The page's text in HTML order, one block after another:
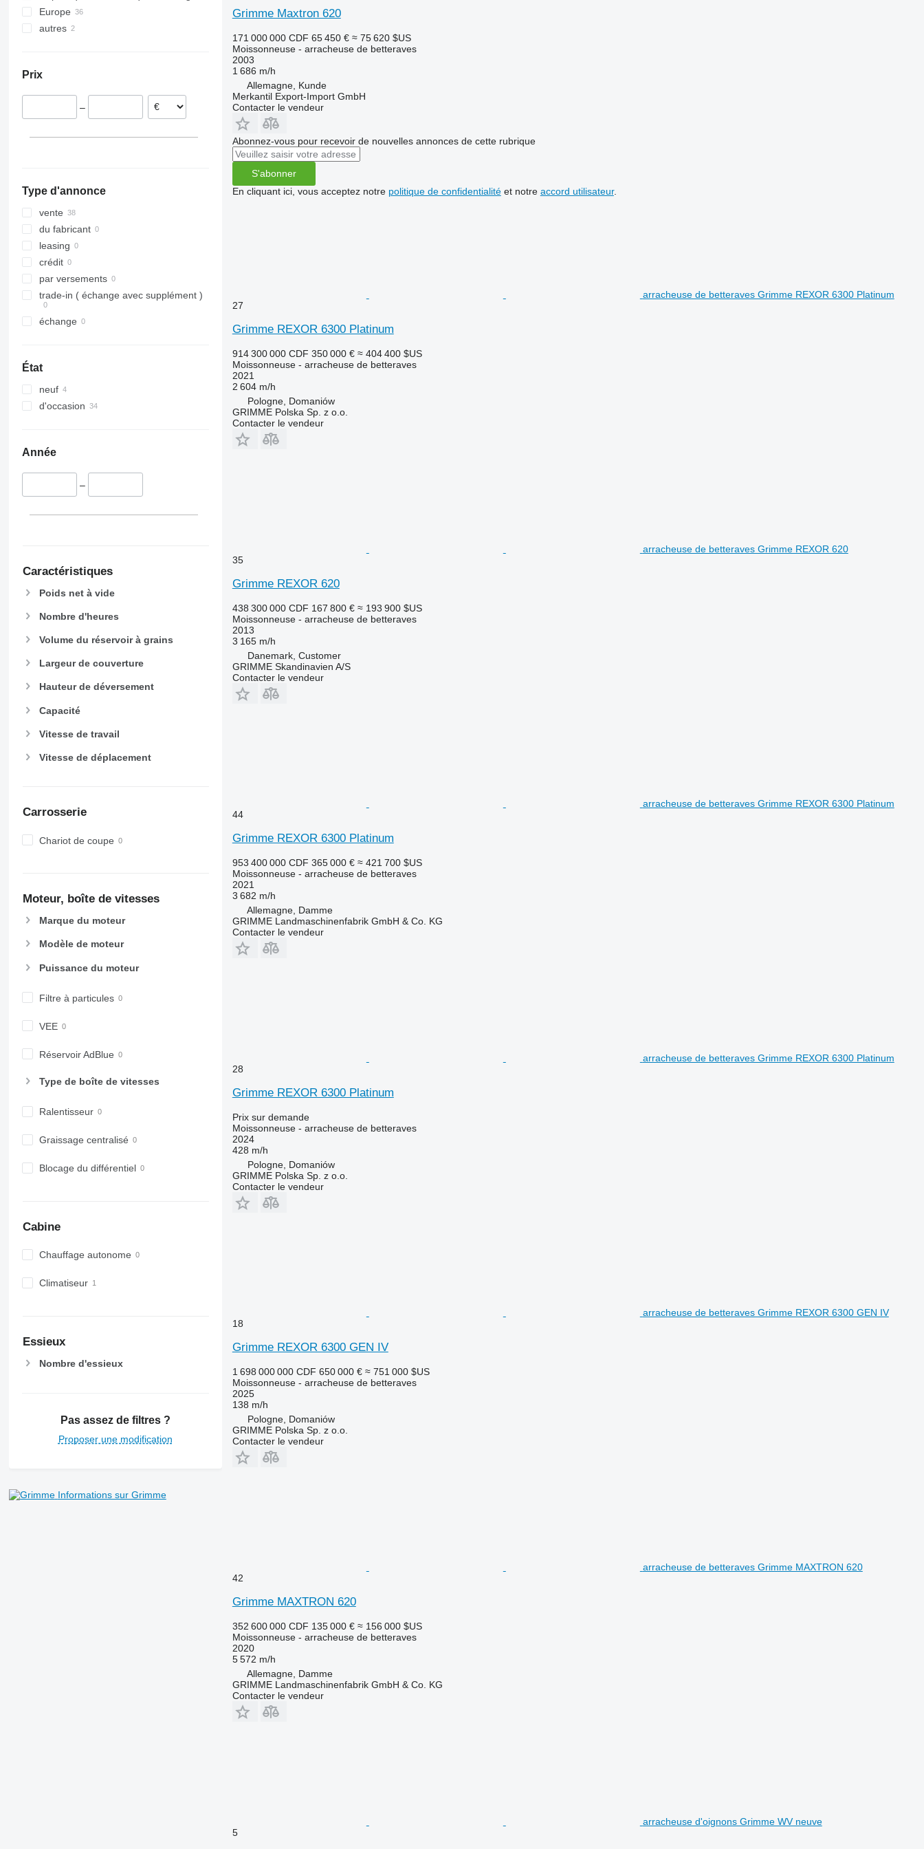
8250
9120
2064
2066
7350
8300
8400
8500
8600
9500
9560
9600
9640
9680
9700
9770
9780
H-series
M-series
T-series
W-series
Ideal
TL
TX
Europe
Allemagne
Danemark
Finlande
autres
Prix
–
Type d'annonce
vente
du fabricant
leasing
crédit
par versements
trade-in ( échange avec supplément )
échange
État
neuf
d'occasion
Année
–
Caractéristiques
Poids net à vide
Nombre d'heures
Volume du réservoir à grains
Largeur de couverture
Hauteur de déversement
Capacité
Vitesse de travail
Vitesse de déplacement
Carrosserie
Chariot de coupe
Moteur, boîte de vitesses
Marque du moteur
Modèle de moteur
Puissance du moteur
Filtre à particules
VEE
Réservoir AdBlue
Type de boîte de vitesses
Ralentisseur
Graissage centralisé
Blocage du différentiel
Cabine
Chauffage autonome
Climatiseur
Essieux
Nombre d'essieux
Pas assez de filtres ?
Proposer une modification
Informations sur Grimme
Grimme Maxtron 620
171 000 000 CDF 65 450 € ≈ 75 620 $US
Moissonneuse - arracheuse de betteraves
2003
1 686 m/h
Allemagne, Kunde
Merkantil Export-Import GmbH
Contacter le vendeur
Abonnez-vous pour recevoir de nouvelles annonces de cette rubrique
S'abonner
En cliquant ici, vous acceptez notre politique de confidentialitéet notre accord utilisateur.
arracheuse de betteraves Grimme REXOR 6300 Platinum
27
Grimme REXOR 6300 Platinum
914 300 000 CDF 350 000 € ≈ 404 400 $US
Moissonneuse - arracheuse de betteraves
2021
2 604 m/h
Pologne, Domaniów
GRIMME Polska Sp. z o.o.
Contacter le vendeur
arracheuse de betteraves Grimme REXOR 620
35
Grimme REXOR 620
438 300 000 CDF 167 800 € ≈ 193 900 $US
Moissonneuse - arracheuse de betteraves
2013
3 165 m/h
Danemark, Customer
GRIMME Skandinavien A/S
Contacter le vendeur
arracheuse de betteraves Grimme REXOR 6300 Platinum
44
Grimme REXOR 6300 Platinum
953 400 000 CDF 365 000 € ≈ 421 700 $US
Moissonneuse - arracheuse de betteraves
2021
3 682 m/h
Allemagne, Damme
GRIMME Landmaschinenfabrik GmbH & Co. KG
Contacter le vendeur
arracheuse de betteraves Grimme REXOR 6300 Platinum
28
Grimme REXOR 6300 Platinum
Prix sur demande
Moissonneuse - arracheuse de betteraves
2024
428 m/h
Pologne, Domaniów
GRIMME Polska Sp. z o.o.
Contacter le vendeur
arracheuse de betteraves Grimme REXOR 6300 GEN IV
18
Grimme REXOR 6300 GEN IV
1 698 000 000 CDF 650 000 € ≈ 751 000 $US
Moissonneuse - arracheuse de betteraves
2025
138 m/h
Pologne, Domaniów
GRIMME Polska Sp. z o.o.
Contacter le vendeur
arracheuse de betteraves Grimme MAXTRON 620
42
Grimme MAXTRON 620
352 600 000 CDF 135 000 € ≈ 156 000 $US
Moissonneuse - arracheuse de betteraves
2020
5 572 m/h
Allemagne, Damme
GRIMME Landmaschinenfabrik GmbH & Co. KG
Contacter le vendeur
arracheuse d'oignons Grimme WV neuve
5